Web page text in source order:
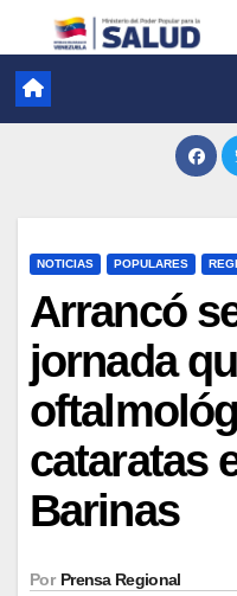
NOTICIAS POPULARES
Arrancó
jornada
cataratas
Barinas
Por Prensa Regional